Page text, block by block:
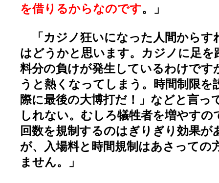
を借りるからなのです。」
「カジノ狂いになった人間からす
はどうかと思います。カジノに足を
料分の負けが発生しているわけです
うと熱くなってしまう。時間制限を
際に最後の大博打だ！」などと言っ
しれない。むしろ犠牲者を増やす
回数を規制するのはぎりぎり効果
が、入場料と時間規制はあさっての
ません。」